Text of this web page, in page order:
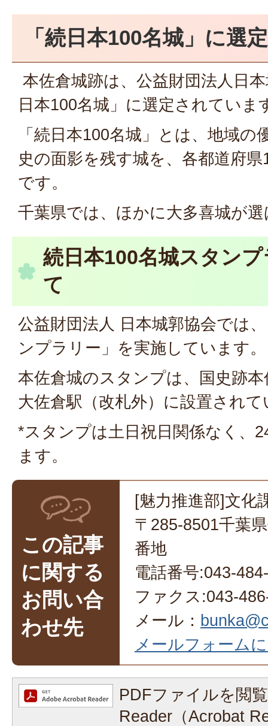
「続日本100名城」に選定
本佐倉城跡は、公益財団法人日
日本100名城」に選定されていま
「続日本100名城」とは、地域
史の面影を残す城を、各都道府
です。
千葉県では、ほかに大多喜城が
続日本100名城スタン
て
公益財団法人 日本城郭協会では
ンプラリー」を実施しています。
本佐倉城のスタンプは、国史跡
大佐倉駅（改札外）に設置され
*スタンプは土日祝日関係なく、
ます。
この記事
に関する
お問い合
わせ先
[魅力推進部]文化
〒285-8501千葉
番地
電話番号:043-
ファクス:043-
メール：
メールフォーム
PDFファイルを閲
Reader（Acrobat